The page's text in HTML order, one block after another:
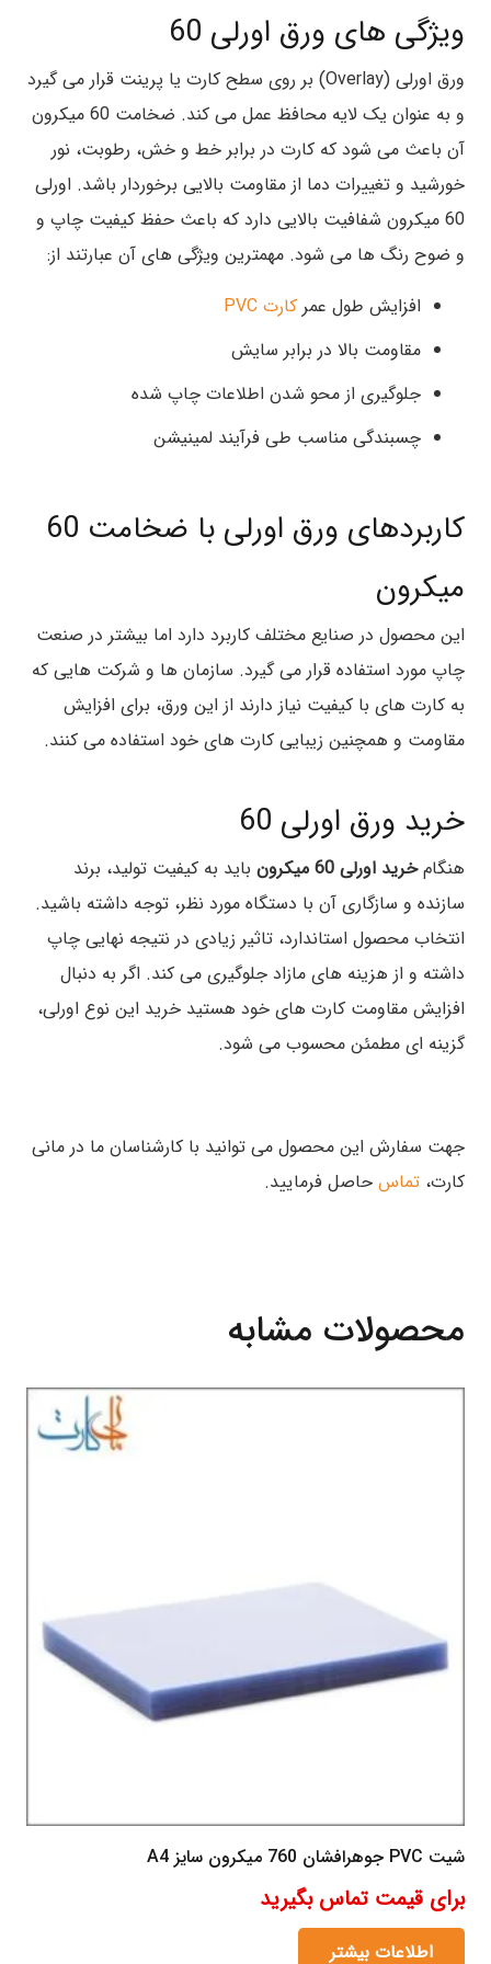
ویژگی های ورق اورلی 60
ورق اورلی (Overlay) بر روی سطح کارت یا پرینت قرار می گیرد
و به عنوان یک لایه محافظ عمل می کند. ضخامت 60 میکرون
آن باعث می شود که کارت در برابر خط و خش، رطوبت، نور
خورشید و تغییرات دما از مقاومت بالایی برخوردار باشد. اورلی
60 میکرون شفافیت بالایی دارد که باعث حفظ کیفیت چاپ و
و ضوح رنگ ها می شود. مهمترین ویژگی های آن عبارتند از:
افزایش طول عمر کارت PVC
مقاومت بالا در برابر سایش
جلوگیری از محو شدن اطلاعات چاپ شده
چسبندگی مناسب طی فرآیند لمینیشن
کاربردهای ورق اورلی با ضخامت 60
میکرون
این محصول در صنایع مختلف کاربرد دارد اما بیشتر در صنعت
چاپ مورد استفاده قرار می گیرد. سازمان ها و شرکت هایی که
به کارت های با کیفیت نیاز دارند از این ورق، برای افزایش
مقاومت و همچنین زیبایی کارت های خود استفاده می کنند.
خرید ورق اورلی 60
هنگامخرید اورلی 60 میکرون
باید به کیفیت تولید، برند
سازنده و سازگاری آن با دستگاه مورد نظر، توجه داشته باشید.
انتخاب محصول استاندارد، تاثیر زیادی در نتیجه نهایی چاپ
داشته و از هزینه های مازاد جلوگیری می کند. اگر به دنبال
افزایش مقاومت کارت های خود هستید خرید این نوع اورلی،
گزینه ای مطمئن محسوب می شود.
جهت سفارش این محصول می توانید با کارشناسان ما در مانی
کارت، تماس حاصل فرمایید.
محصولات مشابه
شیت PVC جوهرافشان 760 میکرون سایز A4
برای قیمت تماس بگیرید
اطلاعات بیشتر